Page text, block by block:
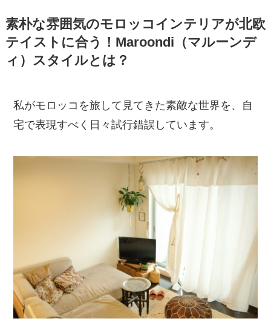
素朴な雰囲気のモロッコインテリアが北欧
テイストに合う！Maroondi（マルーンデ
ィ）スタイルとは？
私がモロッコを旅して見てきた素敵な世界を、自
宅で表現すべく日々試行錯誤しています。